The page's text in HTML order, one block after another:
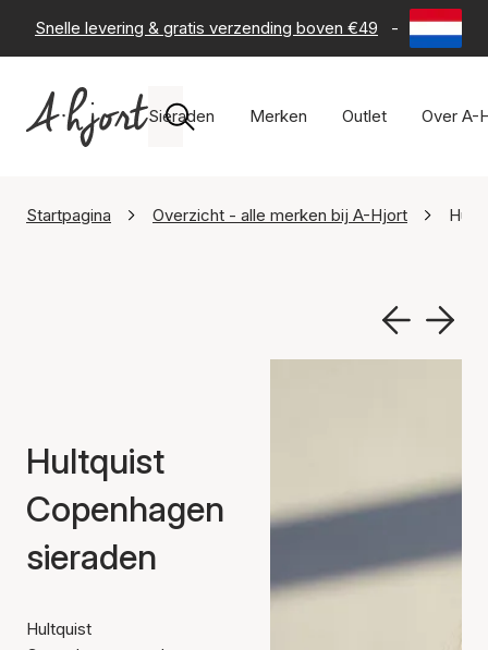
Snelle levering & gratis verzending boven €49 - 60 dagen
Sieraden Merken Outlet Over A-
Startpagina Overzicht - alle merken bij A-Hjort
Hultquist
Copenhagen
sieraden
Hultquist